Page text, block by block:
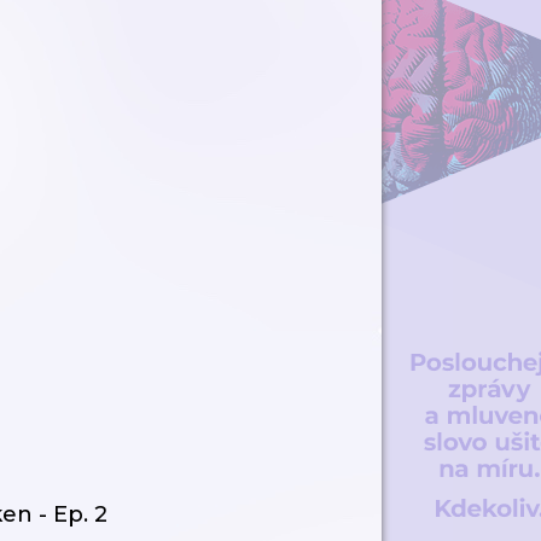
- Ep. 2